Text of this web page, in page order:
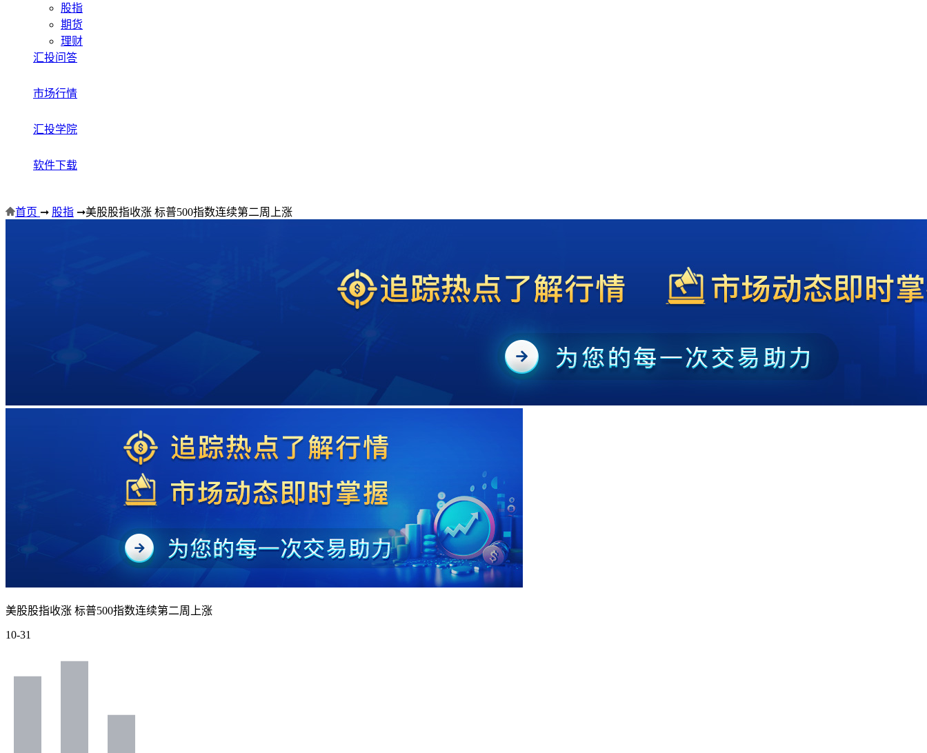
股指
期货
理财
汇投问答
市场行情
汇投学院
软件下载
首页 ➞ 股指 ➞美股股指收涨 标普500指数连续第二周上涨
美股股指收涨 标普500指数连续第二周上涨
10-31